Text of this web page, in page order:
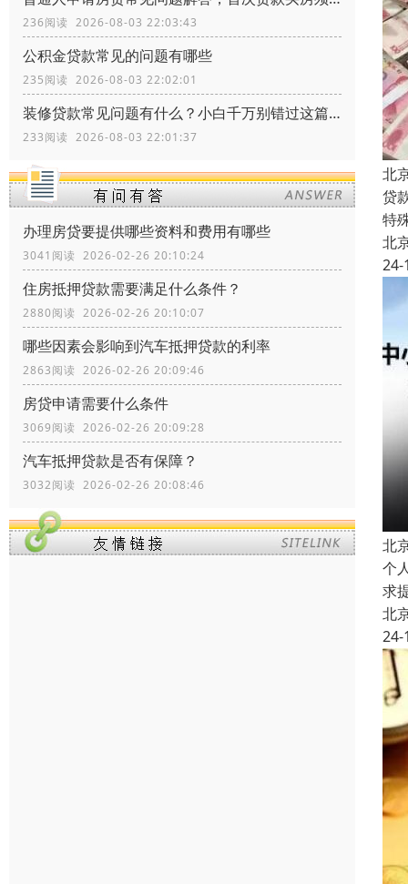
236阅读 2026-08-03 22:03:43
公积金贷款常见的问题有哪些
235阅读 2026-08-03 22:02:01
装修贷款常见问题有什么？小白千万别错过这篇文章
233阅读 2026-08-03 22:01:37
办理房贷要提供哪些资料和费用有哪些
3041阅读 2026-02-26 20:10:24
住房抵押贷款需要满足什么条件？
2880阅读 2026-02-26 20:10:07
哪些因素会影响到汽车抵押贷款的利率
2863阅读 2026-02-26 20:09:46
房贷申请需要什么条件
3069阅读 2026-02-26 20:09:28
汽车抵押贷款是否有保障？
3032阅读 2026-02-26 20:08:46
北
贷
特
北
24-
北
个
求
北
24-